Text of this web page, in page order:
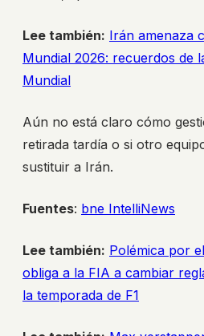
Lee también: Irán amenaza
Mundial 2026: recuerdos de
Mundial
Aún no está claro cómo
retirada tardía o si otro
sustituir a Irán.
Fuentes: bne IntelliNews
Lee también: Polémica por
obliga a la FIA a cambiar
la temporada de F1